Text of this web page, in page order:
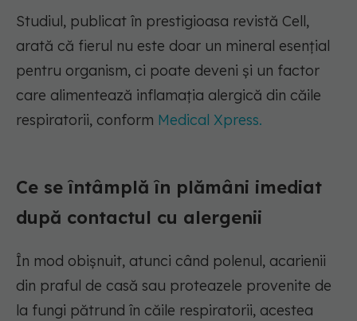
Studiul, publicat în prestigioasa revistă Cell,
arată că fierul nu este doar un mineral esențial
pentru organism, ci poate deveni și un factor
care alimentează inflamația alergică din căile
respiratorii, conform Medical Xpress.
Ce se întâmplă în plămâni imediat
după contactul cu alergenii
În mod obișnuit, atunci când polenul, acarienii
din praful de casă sau proteazele provenite de
la fungi pătrund în căile respiratorii, acestea